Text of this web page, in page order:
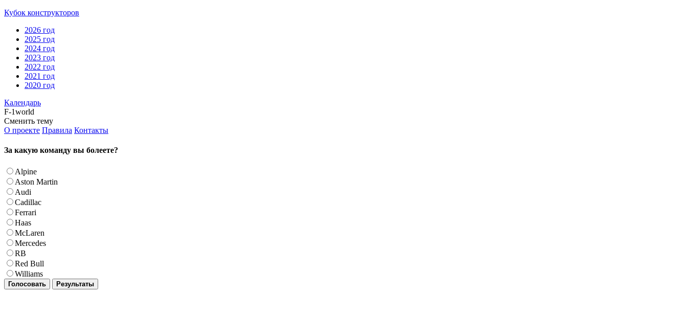
Кубок конструкторов
2026 год
2025 год
2024 год
2023 год
2022 год
2021 год
2020 год
Календарь
F-1world
Сменить тему
О проекте Правила Контакты
За какую команду вы болеете?
Alpine
Aston Martin
Audi
Cadillac
Ferrari
Haas
McLaren
Mercedes
RB
Red Bull
Williams
Голосовать Результаты